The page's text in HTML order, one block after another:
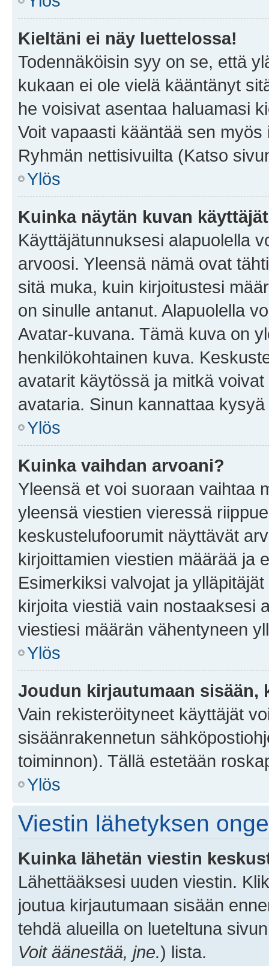
Kieltäni ei näy luettelossa!
Todennäköisin syy on se, että
kukaan ei ole vielä kääntänyt
he voisivat asentaa haluamasi
Voit vapaasti kääntää sen
Ryhmän nettisivuilta (Katso
Ylös
Kuinka näytän kuvan
Käyttäjätunnuksesi alapuolella
arvoosi. Yleensä nämä ovat
sitä muka, kuin kirjoitustesi
on sinulle antanut. Alapuolella
Avatar-kuvana. Tämä kuva on
henkilökohtainen kuva.
avatarit käytössä ja mitkä
avataria. Sinun kannattaa
Ylös
Kuinka vaihdan arvoani?
Yleensä et voi suoraan vaihtaa
yleensä viestien vieressä
keskustelufoorumit näyttävät
kirjoittamien viestien määrää ja
Esimerkiksi valvojat ja
kirjoita viestiä vain nostaaksesi
viestiesi määrän vähentyneen
Ylös
Joudun kirjautumaan sisään,
Vain rekisteröityneet käyttäjät
sisäänrakennetun
toiminnon). Tällä estetään
Ylös
Viestin lähetyksen
Kuinka lähetän viestin
Lähettääksesi uuden viestin.
joutua kirjautumaan sisään
tehdä alueilla on lueteltuna
Voit äänestää, jne.) lista.